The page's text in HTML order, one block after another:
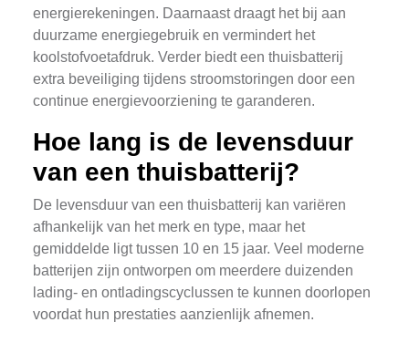
energierekeningen. Daarnaast draagt het bij aan
duurzame energiegebruik en vermindert het
koolstofvoetafdruk. Verder biedt een thuisbatterij
extra beveiliging tijdens stroomstoringen door een
continue energievoorziening te garanderen.
Hoe lang is de levensduur
van een thuisbatterij?
De levensduur van een thuisbatterij kan variëren
afhankelijk van het merk en type, maar het
gemiddelde ligt tussen 10 en 15 jaar. Veel moderne
batterijen zijn ontworpen om meerdere duizenden
lading- en ontladingscyclussen te kunnen doorlopen
voordat hun prestaties aanzienlijk afnemen.